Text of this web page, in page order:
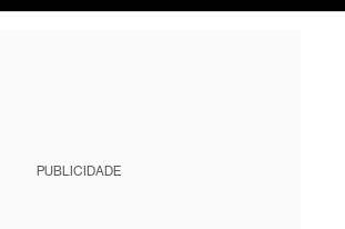
PUBLICIDADE